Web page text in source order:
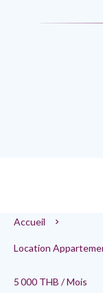
Accueil
Location
5 000 THB / Mois